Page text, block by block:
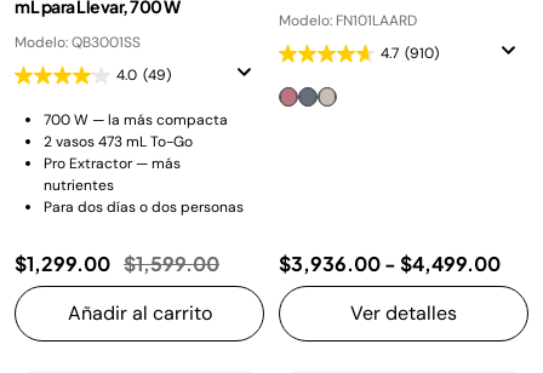
mL para Llevar, 700 W
Modelo: QB3001SS
4.0 (49)
700 W — la más compacta
2 vasos 473 mL To-Go
Pro Extractor — más
nutrientes
Para dos días o dos personas
$1,299.00 Precio reducido de
$1,599.00a
Añadir al carrito
Modelo: FN101LAARD
4.7 (910)
$3,936.00-$4,499.00
Ver detalles